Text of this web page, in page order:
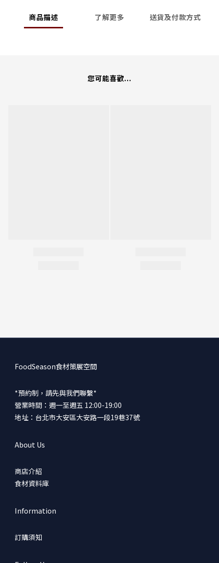
商品描述 了解更多 送貨及付款方式
您可能喜歡...
FoodSeason食材策展空間
*預約制，請先與我們聯繫*
營業時間：週一至週五 12:00-19:00
地址：台北市大安區大安路一段19巷37號
About Us
商店介紹
食材資料庫
Information
訂購須知